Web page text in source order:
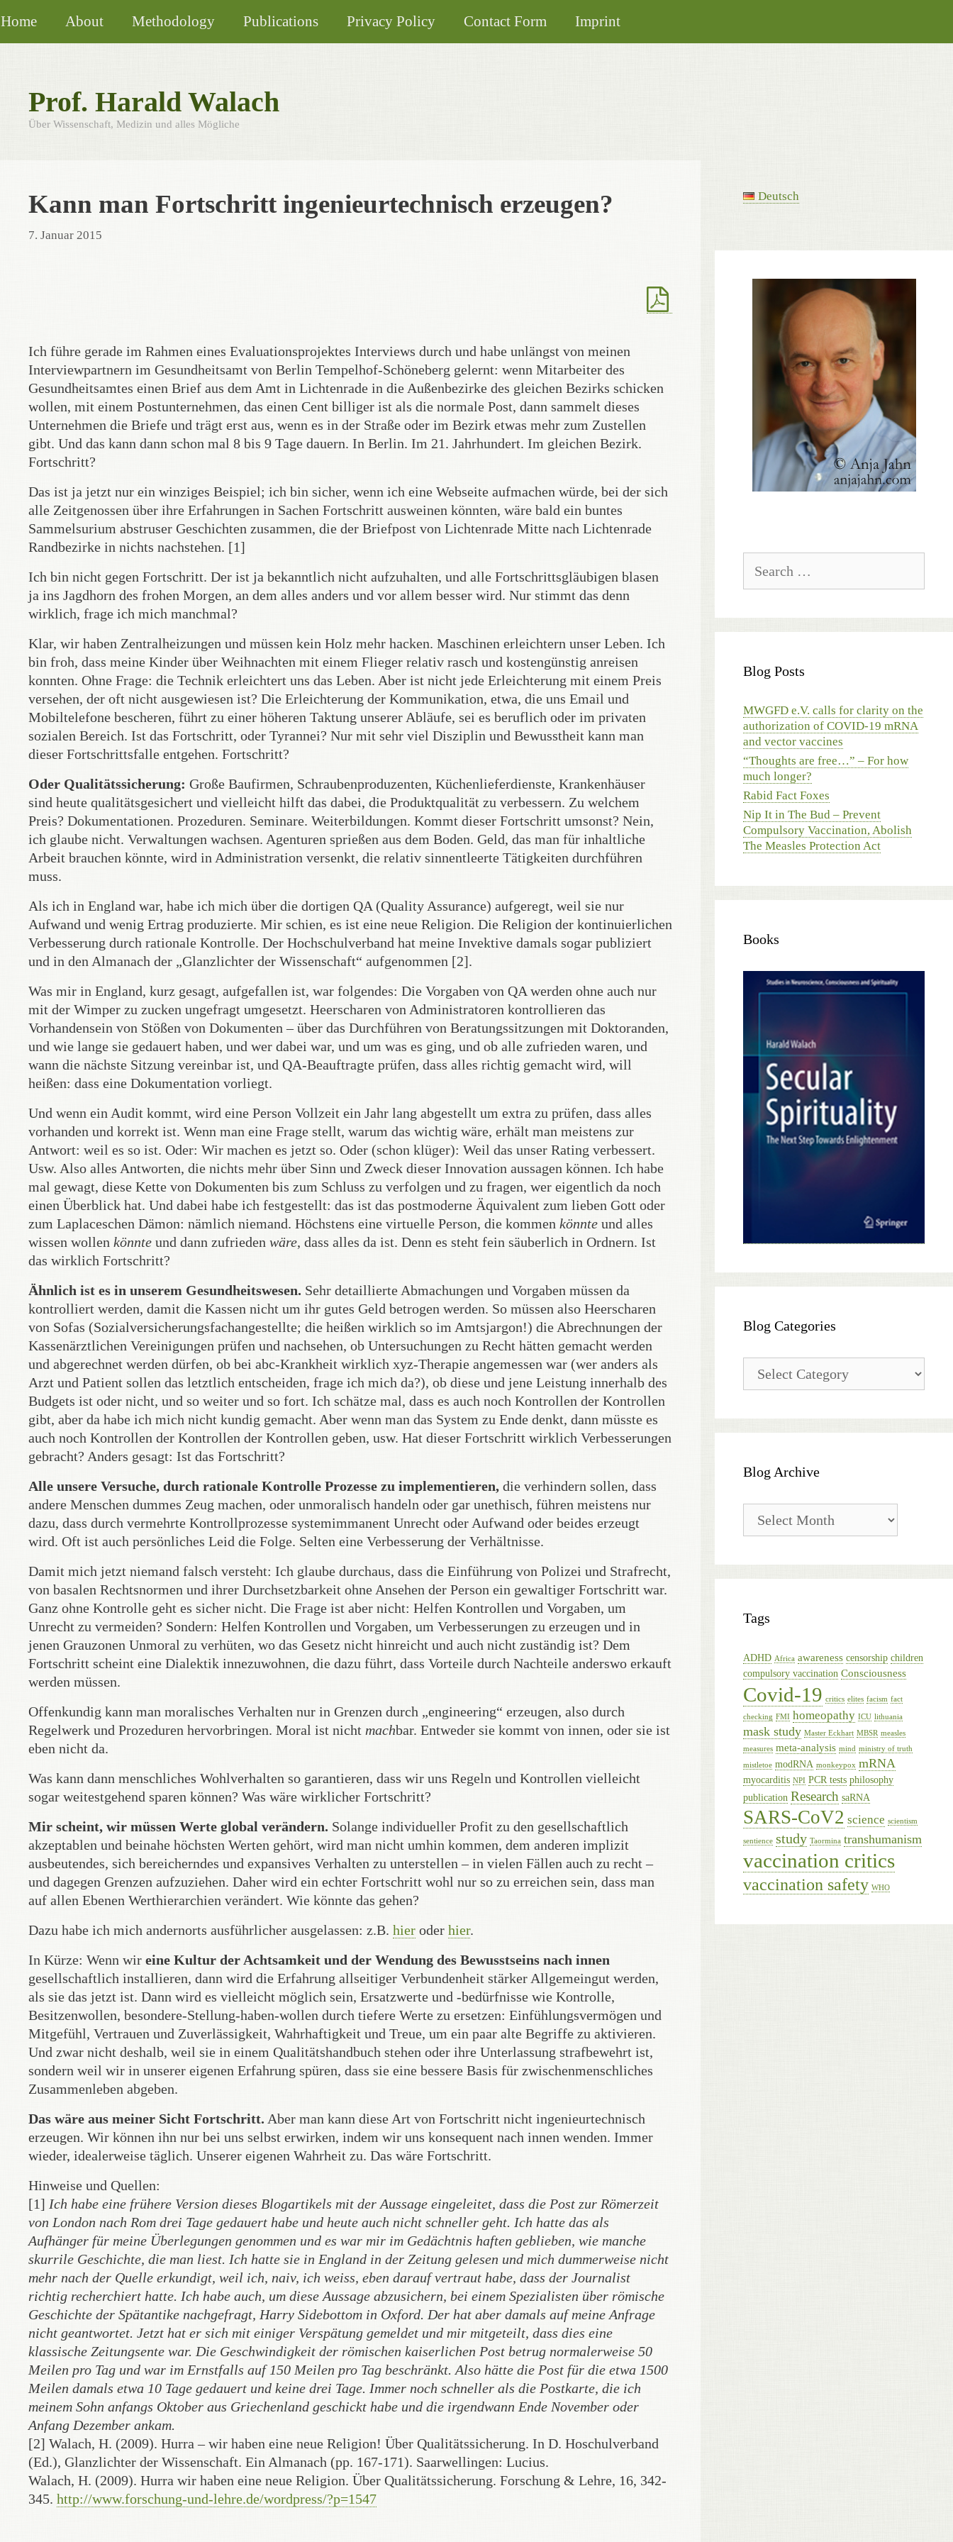
to
content
Home About Methodology Publications Privacy Policy Contact Form Imprint
Prof. Harald Walach
Über Wissenschaft, Medizin und alles Mögliche
Kann man Fortschritt ingenieurtechnisch erzeugen?
7. Januar 2015
Ich führe gerade im Rahmen eines Evaluationsprojektes Interviews durch und habe unlängst von meinen
Interviewpartnern im Gesundheitsamt von Berlin Tempelhof-Schöneberg gelernt: wenn Mitarbeiter des
Gesundheitsamtes einen Brief aus dem Amt in Lichtenrade in die Außenbezirke des gleichen Bezirks schicken
wollen, mit einem Postunternehmen, das einen Cent billiger ist als die normale Post, dann sammelt dieses
Unternehmen die Briefe und trägt erst aus, wenn es in der Straße oder im Bezirk etwas mehr zum Zustellen
gibt. Und das kann dann schon mal 8 bis 9 Tage dauern. In Berlin. Im 21. Jahrhundert. Im gleichen Bezirk.
Fortschritt?
Das ist ja jetzt nur ein winziges Beispiel; ich bin sicher, wenn ich eine Webseite aufmachen würde, bei der sich
alle Zeitgenossen über ihre Erfahrungen in Sachen Fortschritt ausweinen könnten, wäre bald ein buntes
Sammelsurium abstruser Geschichten zusammen, die der Briefpost von Lichtenrade Mitte nach Lichtenrade
Randbezirke in nichts nachstehen. [1]
Ich bin nicht gegen Fortschritt. Der ist ja bekanntlich nicht aufzuhalten, und alle Fortschrittsgläubigen blasen
ja ins Jagdhorn des frohen Morgen, an dem alles anders und vor allem besser wird. Nur stimmt das denn
wirklich, frage ich mich manchmal?
Klar, wir haben Zentralheizungen und müssen kein Holz mehr hacken. Maschinen erleichtern unser Leben. Ich
bin froh, dass meine Kinder über Weihnachten mit einem Flieger relativ rasch und kostengünstig anreisen
konnten. Ohne Frage: die Technik erleichtert uns das Leben. Aber ist nicht jede Erleichterung mit einem Preis
versehen, der oft nicht ausgewiesen ist? Die Erleichterung der Kommunikation, etwa, die uns Email und
Mobiltelefone bescheren, führt zu einer höheren Taktung unserer Abläufe, sei es beruflich oder im privaten
sozialen Bereich. Ist das Fortschritt, oder Tyrannei? Nur mit sehr viel Disziplin und Bewusstheit kann man
dieser Fortschrittsfalle entgehen. Fortschritt?
Oder Qualitätssicherung: Große Baufirmen, Schraubenproduzenten, Küchenlieferdienste, Krankenhäuser
sind heute qualitätsgesichert und vielleicht hilft das dabei, die Produktqualität zu verbessern. Zu welchem
Preis? Dokumentationen. Prozeduren. Seminare. Weiterbildungen. Kommt dieser Fortschritt umsonst? Nein,
ich glaube nicht. Verwaltungen wachsen. Agenturen sprießen aus dem Boden. Geld, das man für inhaltliche
Arbeit brauchen könnte, wird in Administration versenkt, die relativ sinnentleerte Tätigkeiten durchführen
muss.
Als ich in England war, habe ich mich über die dortigen QA (Quality Assurance) aufgeregt, weil sie nur
Aufwand und wenig Ertrag produzierte. Mir schien, es ist eine neue Religion. Die Religion der kontinuierlichen
Verbesserung durch rationale Kontrolle. Der Hochschulverband hat meine Invektive damals sogar publiziert
und in den Almanach der „Glanzlichter der Wissenschaft“ aufgenommen [2].
Was mir in England, kurz gesagt, aufgefallen ist, war folgendes: Die Vorgaben von QA werden ohne auch nur
mit der Wimper zu zucken ungefragt umgesetzt. Heerscharen von Administratoren kontrollieren das
Vorhandensein von Stößen von Dokumenten – über das Durchführen von Beratungssitzungen mit Doktoranden,
und wie lange sie gedauert haben, und wer dabei war, und um was es ging, und ob alle zufrieden waren, und
wann die nächste Sitzung vereinbar ist, und QA-Beauftragte prüfen, dass alles richtig gemacht wird, will
heißen: dass eine Dokumentation vorliegt.
Und wenn ein Audit kommt, wird eine Person Vollzeit ein Jahr lang abgestellt um extra zu prüfen, dass alles
vorhanden und korrekt ist. Wenn man eine Frage stellt, warum das wichtig wäre, erhält man meistens zur
Antwort: weil es so ist. Oder: Wir machen es jetzt so. Oder (schon klüger): Weil das unser Rating verbessert.
Usw. Also alles Antworten, die nichts mehr über Sinn und Zweck dieser Innovation aussagen können. Ich habe
mal gewagt, diese Kette von Dokumenten bis zum Schluss zu verfolgen und zu fragen, wer eigentlich da noch
einen Überblick hat. Und dabei habe ich festgestellt: das ist das postmoderne Äquivalent zum lieben Gott oder
zum Laplaceschen Dämon: nämlich niemand. Höchstens eine virtuelle Person, die kommen könnte und alles
wissen wollen könnte und dann zufrieden wäre, dass alles da ist. Denn es steht fein säuberlich in Ordnern. Ist
das wirklich Fortschritt?
Ähnlich ist es in unserem Gesundheitswesen. Sehr detaillierte Abmachungen und Vorgaben müssen da
kontrolliert werden, damit die Kassen nicht um ihr gutes Geld betrogen werden. So müssen also Heerscharen
von Sofas (Sozialversicherungsfachangestellte; die heißen wirklich so im Amtsjargon!) die Abrechnungen der
Kassenärztlichen Vereinigungen prüfen und nachsehen, ob Untersuchungen zu Recht hätten gemacht werden
und abgerechnet werden dürfen, ob bei abc-Krankheit wirklich xyz-Therapie angemessen war (wer anders als
Arzt und Patient sollen das letztlich entscheiden, frage ich mich da?), ob diese und jene Leistung innerhalb des
Budgets ist oder nicht, und so weiter und so fort. Ich schätze mal, dass es auch noch Kontrollen der Kontrollen
gibt, aber da habe ich mich nicht kundig gemacht. Aber wenn man das System zu Ende denkt, dann müsste es
auch noch Kontrollen der Kontrollen der Kontrollen geben, usw. Hat dieser Fortschritt wirklich Verbesserungen
gebracht? Anders gesagt: Ist das Fortschritt?
Alle unsere Versuche, durch rationale Kontrolle Prozesse zu implementieren, die verhindern sollen, dass
andere Menschen dummes Zeug machen, oder unmoralisch handeln oder gar unethisch, führen meistens nur
dazu, dass durch vermehrte Kontrollprozesse systemimmanent Unrecht oder Aufwand oder beides erzeugt
wird. Oft ist auch persönliches Leid die Folge. Selten eine Verbesserung der Verhältnisse.
Damit mich jetzt niemand falsch versteht: Ich glaube durchaus, dass die Einführung von Polizei und Strafrecht,
von basalen Rechtsnormen und ihrer Durchsetzbarkeit ohne Ansehen der Person ein gewaltiger Fortschritt war.
Ganz ohne Kontrolle geht es sicher nicht. Die Frage ist aber nicht: Helfen Kontrollen und Vorgaben, um
Unrecht zu vermeiden? Sondern: Helfen Kontrollen und Vorgaben, um Verbesserungen zu erzeugen und in
jenen Grauzonen Unmoral zu verhüten, wo das Gesetz nicht hinreicht und auch nicht zuständig ist? Dem
Fortschritt scheint eine Dialektik innezuwohnen, die dazu führt, dass Vorteile durch Nachteile anderswo erkauft
werden müssen.
Offenkundig kann man moralisches Verhalten nur in Grenzen durch „engineering“ erzeugen, also durch
Regelwerk und Prozeduren hervorbringen. Moral ist nicht machbar. Entweder sie kommt von innen, oder sie ist
eben nicht da.
Was kann dann menschliches Wohlverhalten so garantieren, dass wir uns Regeln und Kontrollen vielleicht
sogar weitestgehend sparen können? Was wäre wirklicher Fortschritt?
Mir scheint, wir müssen Werte global verändern. Solange individueller Profit zu den gesellschaftlich
akzeptablen und beinahe höchsten Werten gehört, wird man nicht umhin kommen, dem anderen implizit
ausbeutendes, sich bereicherndes und expansives Verhalten zu unterstellen – in vielen Fällen auch zu recht –
und dagegen Grenzen aufzuziehen. Daher wird ein echter Fortschritt wohl nur so zu erreichen sein, dass man
auf allen Ebenen Werthierarchien verändert. Wie könnte das gehen?
Dazu habe ich mich andernorts ausführlicher ausgelassen: z.B. hier oder hier.
In Kürze: Wenn wir eine Kultur der Achtsamkeit und der Wendung des Bewusstseins nach innen
gesellschaftlich installieren, dann wird die Erfahrung allseitiger Verbundenheit stärker Allgemeingut werden,
als sie das jetzt ist. Dann wird es vielleicht möglich sein, Ersatzwerte und -bedürfnisse wie Kontrolle,
Besitzenwollen, besondere-Stellung-haben-wollen durch tiefere Werte zu ersetzen: Einfühlungsvermögen und
Mitgefühl, Vertrauen und Zuverlässigkeit, Wahrhaftigkeit und Treue, um ein paar alte Begriffe zu aktivieren.
Und zwar nicht deshalb, weil sie in einem Qualitätshandbuch stehen oder ihre Unterlassung strafbewehrt ist,
sondern weil wir in unserer eigenen Erfahrung spüren, dass sie eine bessere Basis für zwischenmenschliches
Zusammenleben abgeben.
Das wäre aus meiner Sicht Fortschritt. Aber man kann diese Art von Fortschritt nicht ingenieurtechnisch
erzeugen. Wir können ihn nur bei uns selbst erwirken, indem wir uns konsequent nach innen wenden. Immer
wieder, idealerweise täglich. Unserer eigenen Wahrheit zu. Das wäre Fortschritt.
Hinweise und Quellen:
[1] Ich habe eine frühere Version dieses Blogartikels mit der Aussage eingeleitet, dass die Post zur Römerzeit
von London nach Rom drei Tage gedauert habe und heute auch nicht schneller geht. Ich hatte das als
Aufhänger für meine Überlegungen genommen und es war mir im Gedächtnis haften geblieben, wie manche
skurrile Geschichte, die man liest. Ich hatte sie in England in der Zeitung gelesen und mich dummerweise nicht
mehr nach der Quelle erkundigt, weil ich, naiv, ich weiss, eben darauf vertraut habe, dass der Journalist
richtig recherchiert hatte. Ich habe auch, um diese Aussage abzusichern, bei einem Spezialisten über römische
Geschichte der Spätantike nachgefragt, Harry Sidebottom in Oxford. Der hat aber damals auf meine Anfrage
nicht geantwortet. Jetzt hat er sich mit einiger Verspätung gemeldet und mir mitgeteilt, dass dies eine
klassische Zeitungsente war. Die Geschwindigkeit der römischen kaiserlichen Post betrug normalerweise 50
Meilen pro Tag und war im Ernstfalls auf 150 Meilen pro Tag beschränkt. Also hätte die Post für die etwa 1500
Meilen damals etwa 10 Tage gedauert und keine drei Tage. Immer noch schneller als die Postkarte, die ich
meinem Sohn anfangs Oktober aus Griechenland geschickt habe und die irgendwann Ende November oder
Anfang Dezember ankam.
[2] Walach, H. (2009). Hurra – wir haben eine neue Religion! Über Qualitätssicherung. In D. Hoschulverband
(Ed.), Glanzlichter der Wissenschaft. Ein Almanach (pp. 167-171). Saarwellingen: Lucius.
Walach, H. (2009). Hurra wir haben eine neue Religion. Über Qualitätssicherung. Forschung & Lehre, 16, 342-
345. http://www.forschung-und-lehre.de/wordpress/?p=1547
Deutsch
for:
Blog Posts
MWGFD e.V. calls for clarity on the
authorization of COVID-19 mRNA
and vector vaccines
“Thoughts are free…” – For how
much longer?
Rabid Fact Foxes
Nip It in The Bud – Prevent
Compulsory Vaccination, Abolish
The Measles Protection Act
Books
Blog Categories
Categories
Blog Archive
Archive
Tags
ADHD Africa awareness censorship children
compulsory vaccination Consciousness
Covid-19 critics elites facism fact
checking FMI homeopathy ICU lithuania
mask study Master Eckhart MBSR measles
measures meta-analysis mind ministry of truth
mistletoe modRNA monkeypox mRNA
myocarditis NPI PCR tests philosophy
publication Research saRNA
SARS-CoV2 science scientism
sentience study Taormina transhumanism
vaccination critics
vaccination safety WHO